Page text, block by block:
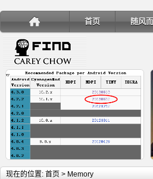
首页 随风
详细内容
现在的位置: 首页 > Memory